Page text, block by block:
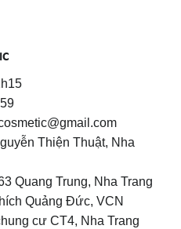
Thiện Thuật, Nha
Quang Trung, Nha Trang
Quảng Đức, VCN
cư CT4, Nha Trang